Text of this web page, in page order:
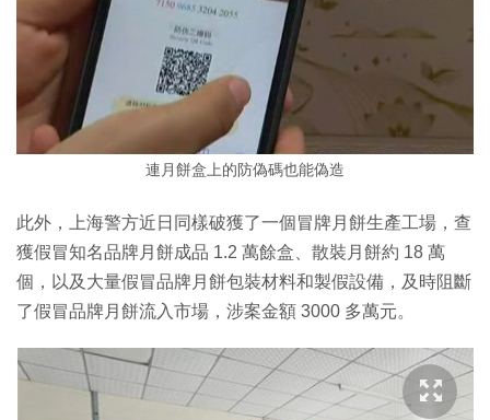
連月餅盒上的防偽碼也能偽造
此外，上海警方近日同樣破獲了一個冒牌月餅生產工場，查
獲假冒知名品牌月餅成品 1.2 萬餘盒、散裝月餅約 18 萬
個，以及大量假冒品牌月餅包裝材料和製假設備，及時阻斷
了假冒品牌月餅流入市場，涉案金額 3000 多萬元。